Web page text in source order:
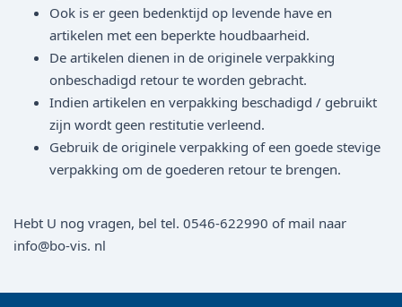
Ook is er geen bedenktijd op levende have en
artikelen met een beperkte houdbaarheid.
De artikelen dienen in de originele verpakking
onbeschadigd retour te worden gebracht.
Indien artikelen en verpakking beschadigd / gebruikt
zijn wordt geen restitutie verleend.
Gebruik de originele verpakking of een goede stevige
verpakking om de goederen retour te brengen.
Hebt U nog vragen, bel tel. 0546-622990 of mail naar
info@bo-vis. nl